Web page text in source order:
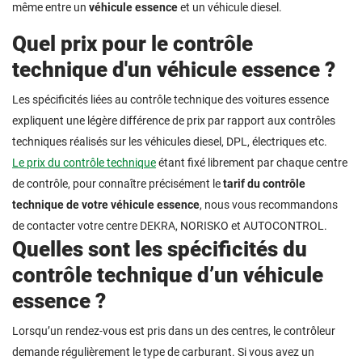
même entre un véhicule essenceet un véhicule diesel.
Quel prix pour le contrôle
technique d'un véhicule essence ?
Les spécificités liées au contrôle technique des voitures essence
expliquent une légère différence de prix par rapport aux contrôles
techniques réalisés sur les véhicules diesel, DPL, électriques etc.
Le prix du contrôle techniqueétant fixé librement par chaque centre
de contrôle, pour connaître précisément letarif du contrôle
technique de votre véhicule essence, nous vous recommandons
de contacter votre centre DEKRA, NORISKO et AUTOCONTROL.
Quelles sont les spécificités du
contrôle technique d’un véhicule
essence ?
Lorsqu’un rendez-vous est pris dans un des centres, le contrôleur
demande régulièrement le type de carburant. Si vous avez un